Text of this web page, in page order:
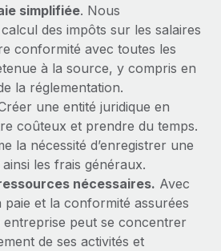
simplifiée. Nous
des impôts sur les salaires
conformité avec toutes les
à la source, y compris en
la réglementation.
une entité juridique en
coûteux et prendre du temps.
la nécessité d’enregistrer une
les frais généraux.
nécessaires. Avec
paie et la conformité assurées
entreprise peut se concentrer
de ses activités et